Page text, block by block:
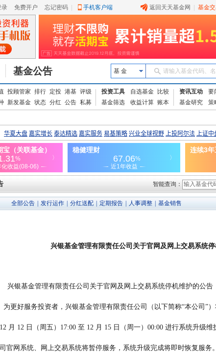
录 免费开户 忘记密码 手机客户端 返回天天基金网 基金
基金公告 基 金 请输入基金代码、
投顾管家 排行 定投 港基 评级
新发基金 状态 分红 公告 私募
投资工具 自选基金
比较
基金筛选
收益计算 账本
资讯互动 要
基金研究
策
智能查询：
全部公告 发行运作 分红送配 定期报告 人事调整 基金销售
兴银基金管理有限责任公司关于官网及网上交易系统
    兴银基金管理有限责任公司关于官网及网上交易系统停机维护的公告
为更好服务投资者，兴银基金管理有限责任公司（以下简称“本公司”）
12 月 12 日（周五）17:00 至 12 月 15 日（周一）00:00 进行系统升级
司官网系统、网上交易系统将暂停服务，系统升级完成将即时恢复服务。